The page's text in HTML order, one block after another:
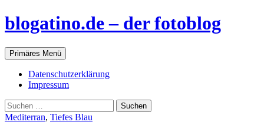
blogatino.de – der fotoblog
Suchen
Primäres Menü Zum
Inhalt
springen
Datenschutzerklärung
Impressum
Suchen
nach:
Mediterran, Tiefes Blau